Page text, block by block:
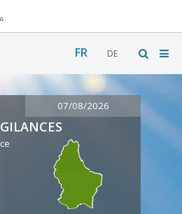
FR DE
07/08/2026